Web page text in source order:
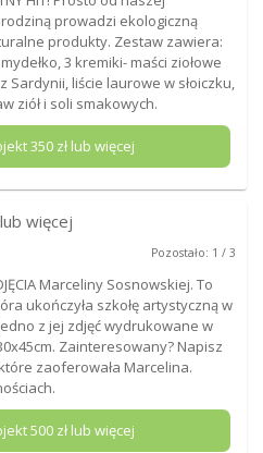
prowadzi ekologiczną
produkty. Zestaw zawiera:
3 kremiki- maści ziołowe
liście laurowe w słoiczku,
ziół i soli smakowych.
350zł lub więcej
lub więcej
Pozostało: 1 / 3
Marceliny Sosnowskiej. To
ukończyła szkołę artystyczną w
z jej zdjęć wydrukowane w
Zainteresowany? Napisz
zaoferowała Marcelina.
500zł lub więcej